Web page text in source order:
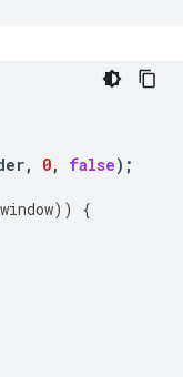
, 0, false);
window))
{